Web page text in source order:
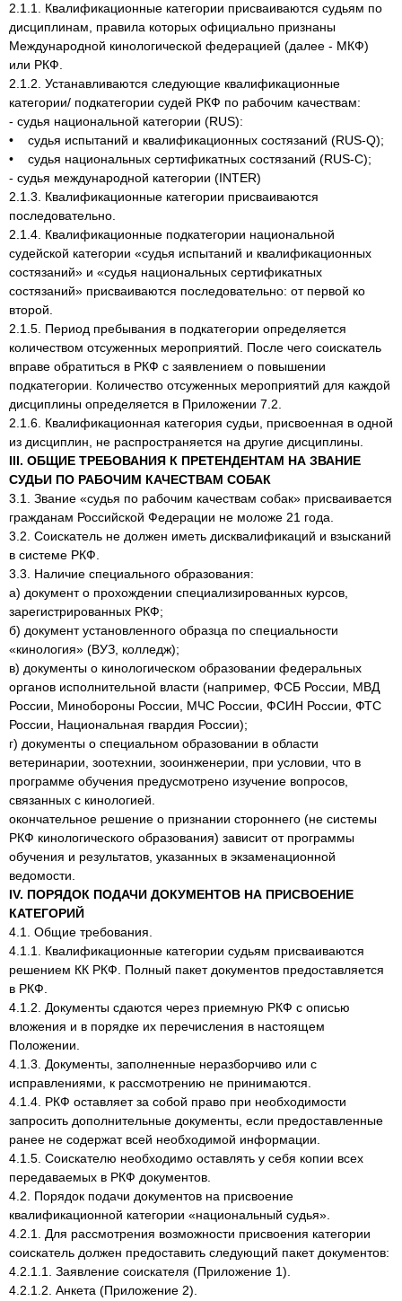
2.1.1. Квалификационные категории присваиваются судьям по
дисциплинам, правила которых официально признаны
Международной кинологической федерацией (далее - МКФ)
или РКФ.
2.1.2. Устанавливаются следующие квалификационные
категории/ подкатегории судей РКФ по рабочим качествам:
- судья национальной категории (RUS):
• судья испытаний и квалификационных состязаний (RUS-Q);
• судья национальных сертификатных состязаний (RUS-C);
- судья международной категории (INTER)
2.1.3. Квалификационные категории присваиваются
последовательно.
2.1.4. Квалификационные подкатегории национальной
судейской категории «судья испытаний и квалификационных
состязаний» и «судья национальных сертификатных
состязаний» присваиваются последовательно: от первой ко
второй.
2.1.5. Период пребывания в подкатегории определяется
количеством отсуженных мероприятий. После чего соискатель
вправе обратиться в РКФ с заявлением о повышении
подкатегории. Количество отсуженных мероприятий для каждой
дисциплины определяется в Приложении 7.2.
2.1.6. Квалификационная категория судьи, присвоенная в одной
из дисциплин, не распространяется на другие дисциплины.
III. ОБЩИЕ ТРЕБОВАНИЯ К ПРЕТЕНДЕНТАМ НА ЗВАНИЕ
СУДЬИ ПО РАБОЧИМ КАЧЕСТВАМ СОБАК
3.1. Звание «судья по рабочим качествам собак» присваивается
гражданам Российской Федерации не моложе 21 года.
3.2. Соискатель не должен иметь дисквалификаций и взысканий
в системе РКФ.
3.3. Наличие специального образования:
а) документ о прохождении специализированных курсов,
зарегистрированных РКФ;
б) документ установленного образца по специальности
«кинология» (ВУЗ, колледж);
в) документы о кинологическом образовании федеральных
органов исполнительной власти (например, ФСБ России, МВД
России, Минобороны России, МЧС России, ФСИН России, ФТС
России, Национальная гвардия России);
г) документы о специальном образовании в области
ветеринарии, зоотехнии, зооинженерии, при условии, что в
программе обучения предусмотрено изучение вопросов,
связанных с кинологией.
окончательное решение о признании стороннего (не системы
РКФ кинологического образования) зависит от программы
обучения и результатов, указанных в экзаменационной
ведомости.
IV. ПОРЯДОК ПОДАЧИ ДОКУМЕНТОВ НА ПРИСВОЕНИЕ
КАТЕГОРИЙ
4.1. Общие требования.
4.1.1. Квалификационные категории судьям присваиваются
решением КК РКФ. Полный пакет документов предоставляется
в РКФ.
4.1.2. Документы сдаются через приемную РКФ с описью
вложения и в порядке их перечисления в настоящем
Положении.
4.1.3. Документы, заполненные неразборчиво или с
исправлениями, к рассмотрению не принимаются.
4.1.4. РКФ оставляет за собой право при необходимости
запросить дополнительные документы, если предоставленные
ранее не содержат всей необходимой информации.
4.1.5. Соискателю необходимо оставлять у себя копии всех
передаваемых в РКФ документов.
4.2. Порядок подачи документов на присвоение
квалификационной категории «национальный судья».
4.2.1. Для рассмотрения возможности присвоения категории
соискатель должен предоставить следующий пакет документов:
4.2.1.1. Заявление соискателя (Приложение 1).
4.2.1.2. Анкета (Приложение 2).